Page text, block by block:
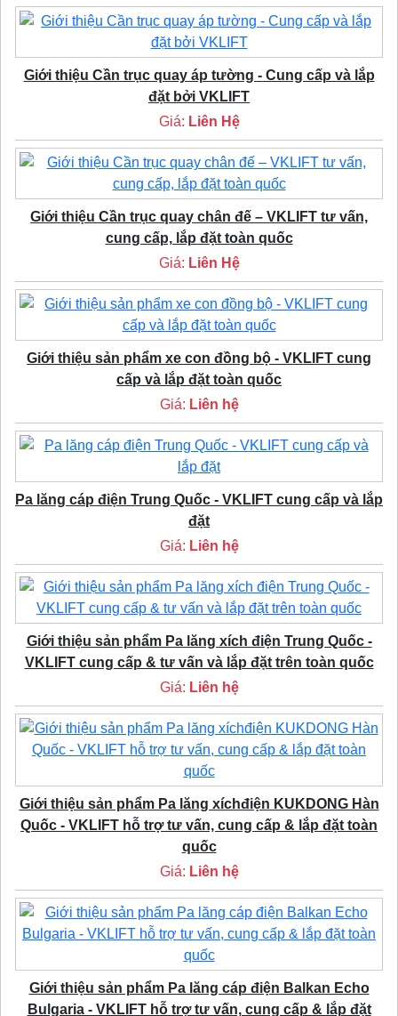
Giới thiệu Cần trục quay áp tường - Cung cấp và lắp
đặt bởi VKLIFT
Giá: Liên Hệ
Giới thiệu Cần trục quay chân đế – VKLIFT tư vấn,
cung cấp, lắp đặt toàn quốc
Giá: Liên Hệ
Giới thiệu sản phẩm xe con đồng bộ - VKLIFT cung
cấp và lắp đặt toàn quốc
Giá: Liên hệ
Pa lăng cáp điện Trung Quốc - VKLIFT cung cấp và lắp
đặt
Giá: Liên hệ
Giới thiệu sản phẩm Pa lăng xích điện Trung Quốc -
VKLIFT cung cấp & tư vấn và lắp đặt trên toàn quốc
Giá: Liên hệ
Giới thiệu sản phẩm Pa lăng xíchđiện KUKDONG Hàn
Quốc - VKLIFT hỗ trợ tư vấn, cung cấp & lắp đặt toàn
quốc
Giá: Liên hệ
Giới thiệu sản phẩm Pa lăng cáp điện Balkan Echo
Bulgaria - VKLIFT hỗ trợ tư vấn, cung cấp & lắp đặt